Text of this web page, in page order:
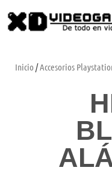
Inicio /Accesorios